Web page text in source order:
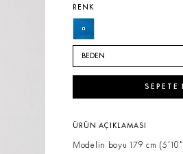
RENK
BEDEN
SEPETE
ÜRÜN AÇIKLAMASI
Modelin boyu 179 cm